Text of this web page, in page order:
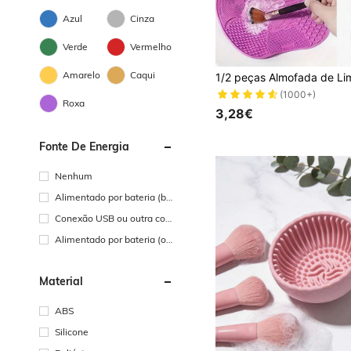
Azul Cinza
Verde Vermelho
Amarelo Caqui
Roxa
Fonte De Energia
Nenhum
Alimentado por bateria (ba
Conexão USB ou outra con
Alimentado por bateria (ou
Material
ABS
Silicone
#4 Mais Vendido
(1000+)
#4 Mais Vendido
#4 Mais Vendido
#4 Mais Vendido
3,28€